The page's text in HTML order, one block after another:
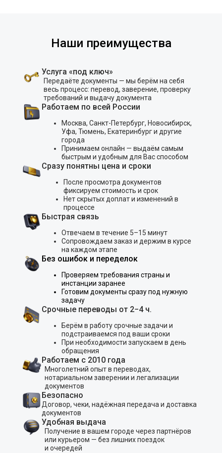
Наши преимущества
Услуга «под ключ»
Передаёте документы — мы берём на себя
весь процесс: перевод, заверение, проверку
требований и выдачу документа
Работаем по всей России
Москва, Санкт-Петербург, Новосибирск,
Уфа, Тюмень, Екатеринбург и другие
города
Принимаем онлайн — выдаём самым
быстрым и удобным для Вас способом
Сразу понятны цена и сроки
После просмотра документов
фиксируем стоимость и срок
Нет скрытых доплат и изменений в
процессе
Быстрая связь
Отвечаем в течение 5–15 минут
Сопровождаем заказ и держим в курсе
на каждом этапе
Без ошибок и переделок
Проверяем требования страны и
инстанции заранее
Готовим документы сразу под нужную
задачу
Срочные переводы от 2−4 ч.
Берём в работу срочные задачи и
подстраиваемся под ваши сроки
При необходимости запускаем в день
обращения
Работаем с 2010 года
Многолетний опыт в переводах,
нотариальном заверении и легализации
документов
Безопасно
Договор, чеки, надёжная передача и доставка
документов
Удобная выдача
Получение в вашем городе через партнёров
или курьером — без лишних поездок
и очередей